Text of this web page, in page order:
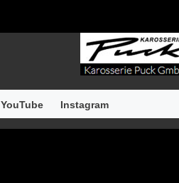
YouTube Instagram